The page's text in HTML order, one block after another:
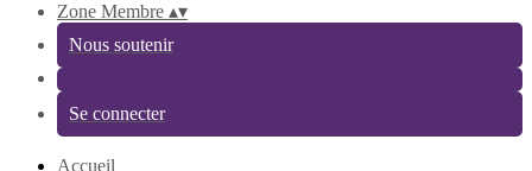
Zone Membre ▴▾
Nous soutenir
Se connecter
Accueil